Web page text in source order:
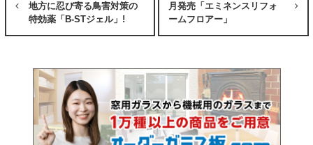
地方に忍び寄る鳥害対策の
特効薬「B-STジェル」!
月発売「エミネンスリフォ
ームフロアー」